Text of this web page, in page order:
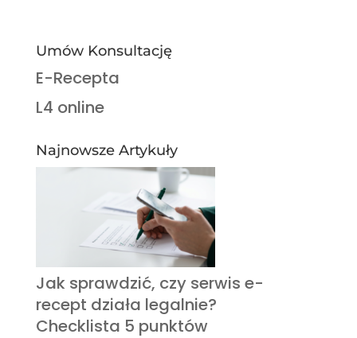
Umów Konsultację
E-Recepta
L4 online
Najnowsze Artykuły
Jak sprawdzić, czy serwis e-
recept działa legalnie?
Checklista 5 punktów